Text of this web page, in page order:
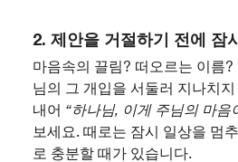
2. 제안을 거절하기 전에 잠
마음속의 끌림? 떠오르는 이름
님의 그 개입을 서둘러 지나치
내어 “하나님, 이게 주님의 마음
보세요. 때로는 잠시 일상을 멈
로 충분할 때가 있습니다.